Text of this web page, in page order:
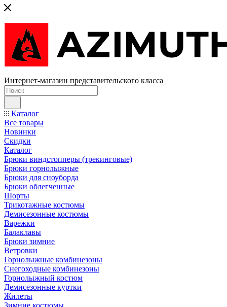
Интернет-магазин представительского класса
Каталог
Все товары
Новинки
Скидки
Каталог
Брюки виндстопперы (трекинговые)
Брюки горнолыжные
Брюки для сноуборда
Брюки облегченные
Шорты
Трикотажные костюмы
Демисезонные костюмы
Варежки
Балаклавы
Брюки зимние
Ветровки
Горнолыжные комбинезоны
Снегоходные комбинезоны
Горнолыжный костюм
Демисезонные куртки
Жилеты
Зимние костюмы